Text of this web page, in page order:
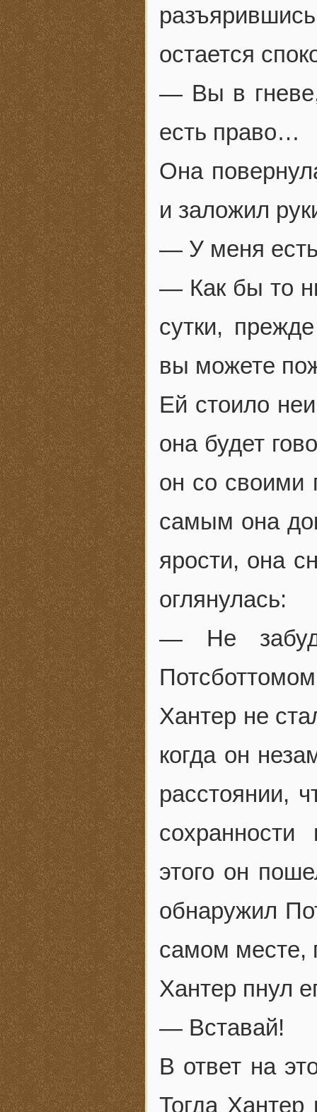
остается
— Вы в
есть право…
Она
и заложил
— У меня
— Как бы то
сутки,
вы можете
Ей стоило
она будет
он со своими
самым она
ярости, она
оглянулась:
— Не
Хантер не
когда он
расстоянии,
этого он
обнаружил
самом месте,
Хантер пнул
— Вставай!
В ответ на
Тогда